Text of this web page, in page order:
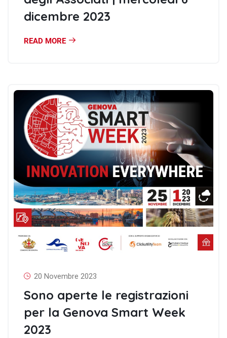
dicembre 2023
READ MORE
20 Novembre 2023
Sono aperte le registrazioni
per la Genova Smart Week
2023